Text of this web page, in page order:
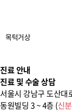
목턱거상
진료 안내
진료 및 수술 상담
서울시 강남구 도산대
동원빌딩 3 ~ 4층 (신